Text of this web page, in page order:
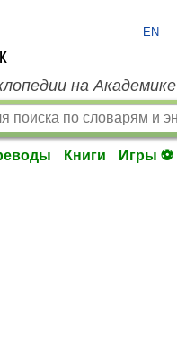
EN
на Академике
Книги Игры ⚽